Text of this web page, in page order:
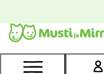
Ota yhteyttä
asiakaspalveluun